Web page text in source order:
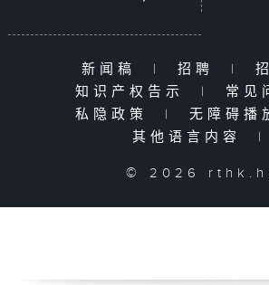
新闻稿 | 招聘 |
知识产权告示
| 常见
私隐政策
| 无障碍播
其他语言内容
|
© 2026